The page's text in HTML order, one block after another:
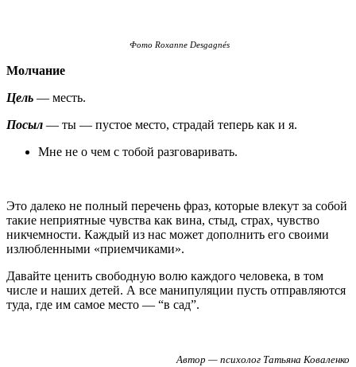
Фото Roxanne Desgagnés
Молчание
Цель — месть.
Посыл — ты — пустое место, страдай теперь как и я.
Мне не о чем с тобой разговаривать.
Это далеко не полный перечень фраз, которые влекут за собой
такие неприятные чувства как вина, стыд, страх, чувство
никчемности. Каждый из нас может дополнить его своими
излюбленными «приемчиками».
Давайте ценить свободную волю каждого человека, в том
числе и наших детей. А все манипуляции пусть отправляются
туда, где им самое место — “в сад”.
Автор — психолог Татьяна Коваленко